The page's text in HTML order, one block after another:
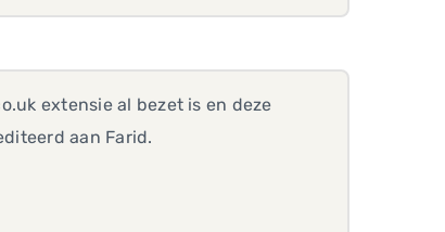
extensie al bezet is en deze
aan Farid.